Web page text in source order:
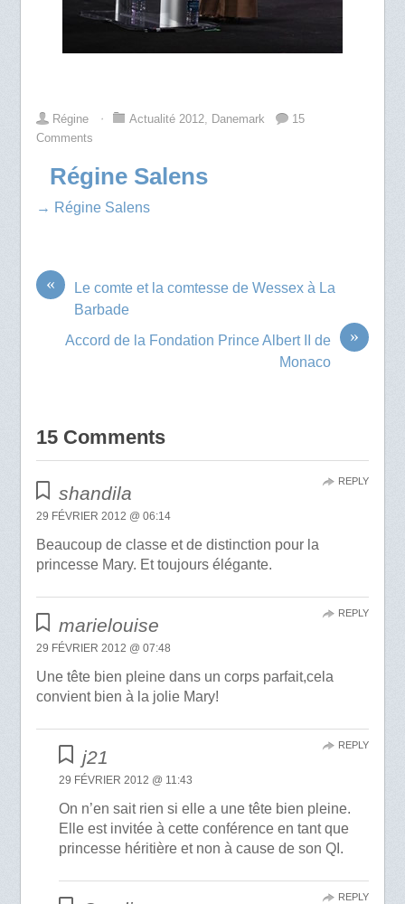
Régine ⋅ Actualité 2012, Danemark
15
Comments
Régine Salens
→ Régine Salens
«
Le comte et la comtesse de Wessex à La
Barbade
»
Accord de la Fondation Prince Albert II de
Monaco
15 Comments
shandila
29 FÉVRIER 2012 @ 06:14
Beaucoup de classe et de distinction pour la
princesse Mary. Et toujours élégante.
REPLY
marielouise
29 FÉVRIER 2012 @ 07:48
Une tête bien pleine dans un corps parfait,cela
convient bien à la jolie Mary!
REPLY
j21
29 FÉVRIER 2012 @ 11:43
On n’en sait rien si elle a une tête bien pleine.
Elle est invitée à cette conférence en tant que
princesse héritière et non à cause de son QI.
REPLY
REPLY